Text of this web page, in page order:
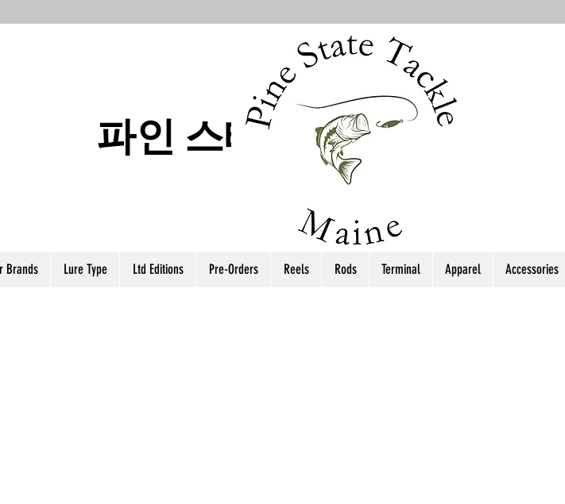
파인 스테이트 태클
Brands Lure Type Ltd Editions Pre-Orders Reels Rods Terminal Apparel Accessories